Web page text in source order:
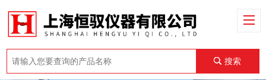
搜索